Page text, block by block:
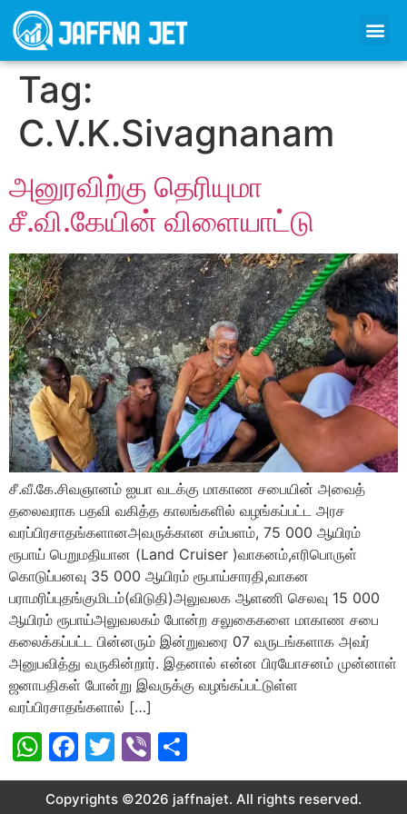
Tag:
C.V.K.Sivagnanam
அனுரவிற்கு தெரியுமா
சீ.வி.கேயின் விளையாட்டு
சீ.வீ.கே.சிவஞானம் ஐயா வடக்கு மாகாண சபையின் அவைத்
தலைவராக பதவி வகித்த காலங்களில் வழங்கப்பட்ட அரச
வரப்பிரசாதங்களானஅவருக்கான சம்பளம், 75 000 ஆயிரம்
ரூபாய் பெறுமதியான (Land Cruiser )வாகனம்,எரிபொருள்
கொடுப்பனவு 35 000 ஆயிரம் ரூபாய்சாரதி,வாகன
பராமரிப்புதங்குமிடம்(விடுதி)அலுவலக ஆளணி செலவு 15 000
ஆயிரம் ரூபாய்அலுவலகம் போன்ற சலுகைகளை மாகாண சபை
கலைக்கப்பட்ட பின்னரும் இன்றுவரை 07 வருடங்களாக அவர்
அனுபவித்து வருகின்றார். இதனால் என்ன பிரயோசனம் முன்னாள்
ஜனாபதிகள் போன்று இவருக்கு வழங்கப்பட்டுள்ள
வரப்பிரசாதங்களால் […]
WhatsApp
Facebook
Twitter
Viber
Copyrights ©2026 jaffnajet. All rights reserved.